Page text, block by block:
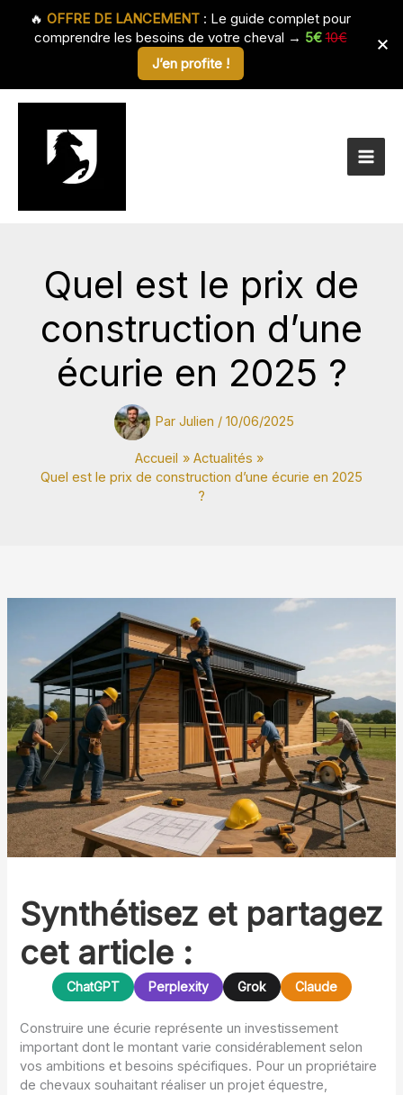
contenu
Quel est le prix de
construction d’une
écurie en 2025 ?
Par Julien / 10/06/2025
Accueil
Actualités
Quel est le prix de construction d’une écurie en 2025
?
Synthétisez et partagez
cet article :
ChatGPT Perplexity Grok Claude
Construire une écurie représente un investissement
important dont le montant varie considérablement selon
vos ambitions et besoins spécifiques. Pour un propriétaire
de chevaux souhaitant réaliser un projet équestre,
🔥 OFFRE DE LANCEMENT : Le guide complet pour
comprendre les besoins de votre cheval → 5€ 10€
J’en profite !